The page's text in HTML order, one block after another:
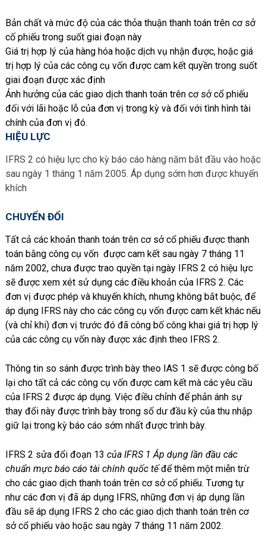
Bản chất và mức độ của các thỏa thuận thanh toán trên cơ sở
cố phiếu trong suốt giai đoạn này
Giá trị hợp lý của hàng hóa hoặc dịch vụ nhận được, hoặc giá
trị hợp lý của các công cụ vốn được cam kết quyền trong suốt
giai đoạn được xác định
Ảnh hưởng của các giao dịch thanh toán trên cơ sở cổ phiếu
đối với lãi hoặc lỗ của đơn vị trong kỳ và đối với tình hình tài
chính của đơn vị đó.
HIỆU LỰC
IFRS 2 có hiệu lực cho kỳ báo cáo hàng năm bắt đầu vào hoặc
sau ngày 1 tháng 1 năm 2005. Áp dụng sớm hơn được khuyến
khích
CHUYỂN ĐỔI
Tất cả các khoản thanh toán trên cơ sở cổ phiếu được thanh
toán bằng công cụ vốn được cam kết sau ngày 7 tháng 11
năm 2002, chưa được trao quyền tại ngày IFRS 2 có hiệu lực
sẽ được xem xét sử dụng các điều khoản của IFRS 2. Các
đơn vị được phép và khuyến khích, nhưng không bắt buộc, để
áp dụng IFRS này cho các công cụ vốn được cam kết khác nếu
(và chỉ khi) đơn vị trước đó đã công bố công khai giá trị hợp lý
của các công cụ vốn này được xác định theo IFRS 2.
Thông tin so sánh được trình bày theo IAS 1 sẽ được công bố
lại cho tất cả các công cụ vốn được cam kết mà các yêu cầu
của IFRS 2 được áp dụng. Việc điều chỉnh để phản ánh sự
thay đổi này được trình bày trong số dư đầu kỳ của thu nhập
giữ lại trong kỳ báo cáo sớm nhất được trình bày.
IFRS 2 sửa đổi đoạn 13 của IFRS 1 Áp dụng lần đầu các
chuẩn mực báo cáo tài chính quốc tếđể thêm một miễn trừ
cho các giao dịch thanh toán trên cơ sở cổ phiếu. Tương tự
như các đơn vị đã áp dụng IFRS, những đơn vị áp dụng lần
đầu sẽ áp dụng IFRS 2 cho các giao dịch thanh toán trên cơ
sở cổ phiếu vào hoặc sau ngày 7 tháng 11 năm 2002.